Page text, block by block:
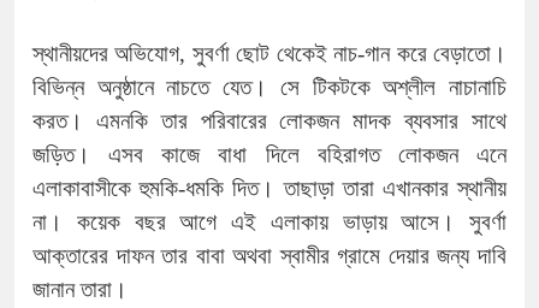
স্থানীয়দের অভিযোগ, সুবর্ণা ছোট থেকেই নাচ-গান করে বেড়াতো।
বিভিন্ন অনুষ্ঠানে নাচতে যেত। সে টিকটকে অশ্লীল নাচানাচি
করত। এমনকি তার পরিবারের লোকজন মাদক ব্যবসার সাথে
জড়িত। এসব কাজে বাধা দিলে বহিরাগত লোকজন এনে
এলাকাবাসীকে হুমকি-ধমকি দিত। তাছাড়া তারা এখানকার স্থানীয়
না। কয়েক বছর আগে এই এলাকায় ভাড়ায় আসে। সুবর্ণা
আক্তারের দাফন তার বাবা অথবা স্বামীর গ্রামে দেয়ার জন্য দাবি
জানান তারা।